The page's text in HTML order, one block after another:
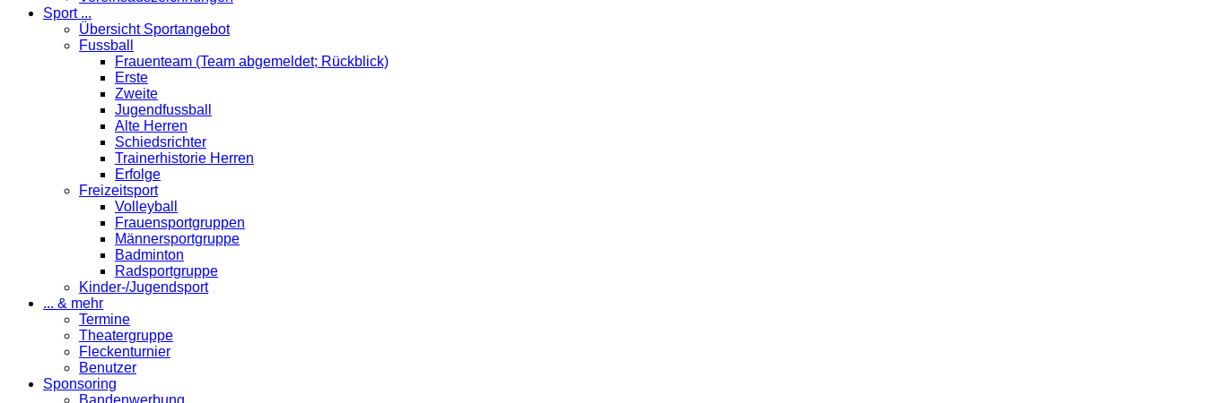
Sport ...
Übersicht Sportangebot
Fussball
Frauenteam (Team abgemeldet; Rückblick)
Erste
Zweite
Jugendfussball
Alte Herren
Schiedsrichter
Trainerhistorie Herren
Erfolge
Freizeitsport
Volleyball
Frauensportgruppen
Männersportgruppe
Badminton
Radsportgruppe
Kinder-/Jugendsport
... & mehr
Termine
Theatergruppe
Fleckenturnier
Benutzer
Sponsoring
Bandenwerbung